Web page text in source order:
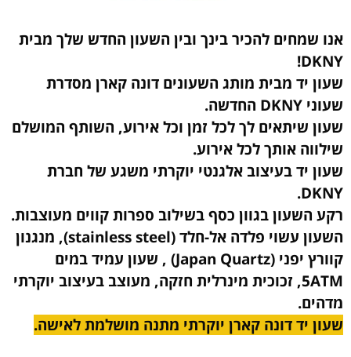
אנו שמחים להכיר בינך ובין השעון החדש שלך מבית
DKNY!
שעון יד מבית מותג השעונים דונה קארן מסדרת
שעוני DKNY החדשה.
שעון שיתאים לך לכל זמן וכל אירוע, השותף המושלם
שילווה אותך לכל אירוע.
שעון יד בעיצוב אלגנטי יוקרתי משגע של חברת
DKNY.
רקע השעון בגוון כסף בשילוב ספרות קווים מעוצבות.
השעון עשוי פלדה אל-חלד (stainless steel),
מנגנון
קוורץ יפני (Japan Quartz) , שעון עמיד במים
5ATM, זכוכית מינרלית חזקה, מעוצב בעיצוב יוקרתי
מדהים.
שעון יד דונה קארן יוקרתי מתנה מושלמת לאישה.